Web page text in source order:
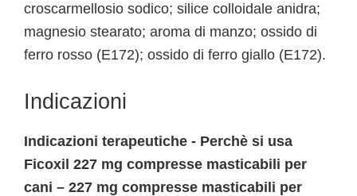
croscarmellosio sodico; silice colloidale anidra;
magnesio stearato; aroma di manzo; ossido di
ferro rosso (E172); ossido di ferro giallo (E172).
Indicazioni
Indicazioni terapeutiche - Perchè si usa
Ficoxil 227 mg compresse masticabili per
cani – 227 mg compresse masticabili per